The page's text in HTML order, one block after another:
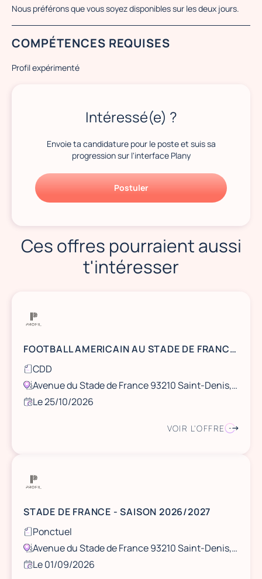
Nous préférons que vous soyez disponibles sur les deux jours.
COMPÉTENCES REQUISES
Profil expérimenté
Intéressé(e) ?
Envoie ta candidature pour le poste et suis sa
progression sur l'interface Plany
Postuler
Ces offres pourraient aussi
t'intéresser
FOOTBALL AMERICAIN AU STADE DE FRANCE - DIMANCHE 25 OCTOBRE
CDD
Avenue du Stade de France 93210 Saint-Denis, France
Le 25/10/2026
VOIR L'OFFRE
STADE DE FRANCE - SAISON 2026/2027
Ponctuel
Avenue du Stade de France 93210 Saint-Denis, France
Le 01/09/2026